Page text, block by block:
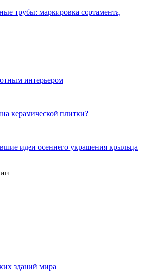
трубы: маркировка сортамента,
интерьером
керамической плитки?
идеи осеннего украшения крыльца
зданий мира